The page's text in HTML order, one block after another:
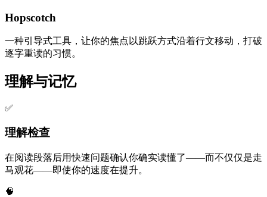
Hopscotch
一种引导式工具，让你的焦点以跳跃方式沿着行文移动，打破
逐字重读的习惯。
理解与记忆
✅
理解检查
在阅读段落后用快速问题确认你确实读懂了——而不仅仅是走
马观花——即使你的速度在提升。
🧠